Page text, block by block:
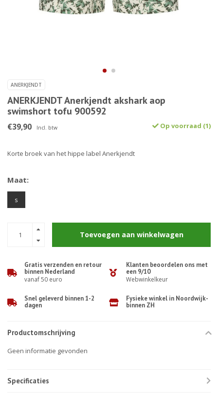
ANERKJENDT
ANERKJENDT Anerkjendt akshark aop
swimshort tofu 900592
€39,90 Incl. btw Op voorraad (1)
Korte broek van het hippe label Anerkjendt
Maat:
s
Toevoegen aan winkelwagen
Gratis verzenden en retour
binnen Nederland
vanaf 50 euro
Klanten beoordelen ons met
een 9/10
Webwinkelkeur
Snel geleverd binnen 1-2
dagen
Fysieke winkel in Noordwijk-
binnen ZH
Productomschrijving
Geen informatie gevonden
Specificaties